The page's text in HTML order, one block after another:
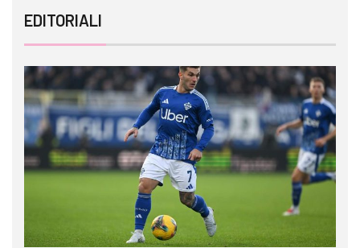
EDITORIALI